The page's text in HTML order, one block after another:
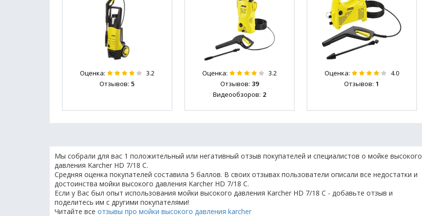
Оценка: 3.2
Отзывов: 5
Оценка: 3.2
Отзывов: 39
Видеообзоров: 2
Оценка: 4.0
Отзывов: 1
Мы собрали для вас 1 положительный или негативный отзыв покупателей и специалистов о мойке высокого
давления Karcher HD 7/18 C.
Средняя оценка покупателей составила 5 баллов. В своих отзывах пользователи описали все недостатки и
достоинства мойки высокого давления Karcher HD 7/18 C.
Если у Вас был опыт использования мойки высокого давления Karcher HD 7/18 C - добавьте отзыв и
поделитесь им с другими покупателями!
Читайте все отзывы про мойки высокого давления karcher